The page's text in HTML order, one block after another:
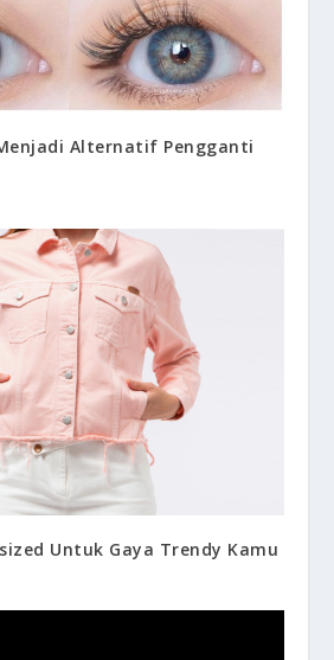
Alternatif Pengganti
Untuk Gaya Trendy Kamu